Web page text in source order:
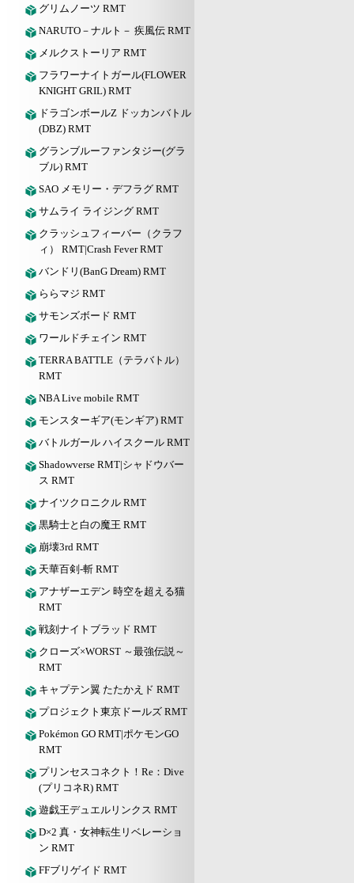
グリムノーツ RMT
NARUTO－ナルト－ 疾風伝 RMT
メルクストーリア RMT
フラワーナイトガール(FLOWER
KNIGHT GRIL) RMT
ドラゴンボールZ ドッカンバトル
(DBZ) RMT
グランブルーファンタジー(グラ
ブル) RMT
SAO メモリー・デフラグ RMT
サムライ ライジング RMT
クラッシュフィーバー（クラフ
ィ） RMT|Crash Fever RMT
バンドリ(BanG Dream) RMT
ららマジ RMT
サモンズボード RMT
ワールドチェイン RMT
TERRA BATTLE（テラバトル）
RMT
NBA Live mobile RMT
モンスターギア(モンギア) RMT
バトルガール ハイスクール RMT
Shadowverse RMT|シャドウバー
ス RMT
ナイツクロニクル RMT
黒騎士と白の魔王 RMT
崩壊3rd RMT
天華百剣-斬 RMT
アナザーエデン 時空を超える猫
RMT
戦刻ナイトブラッド RMT
クローズ×WORST ～最強伝説～
RMT
キャプテン翼 たたかえド RMT
プロジェクト東京ドールズ RMT
Pokémon GO RMT|ポケモンGO
RMT
プリンセスコネクト！Re：Dive
(プリコネR) RMT
遊戯王デュエルリンクス RMT
D×2 真・女神転生リベレーショ
ン RMT
FFブリゲイド RMT